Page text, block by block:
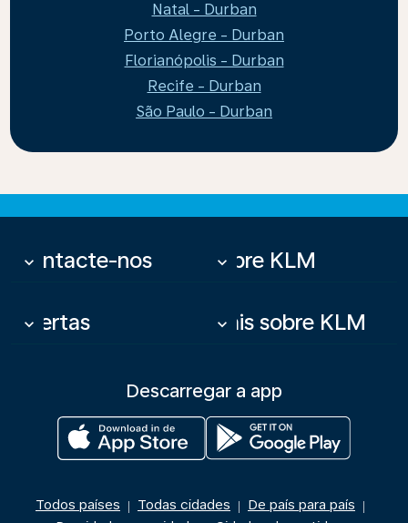
Natal - Durban
Porto Alegre - Durban
Florianópolis - Durban
Recife - Durban
São Paulo - Durban
Contacte-nos
keyboard_arrow_down Sobre KLM
keyboard_arrow_down
Ofertas
keyboard_arrow_down Mais sobre KLM
keyboard_arrow_down
Descarregar a app
Todos países | Todas cidades | De país para país |